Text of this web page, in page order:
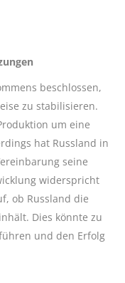
beschlossen,
zu stabilisieren.
um eine
hat Russland in
seine
widerspricht
ob Russland die
Dies könnte zu
und den Erfolg